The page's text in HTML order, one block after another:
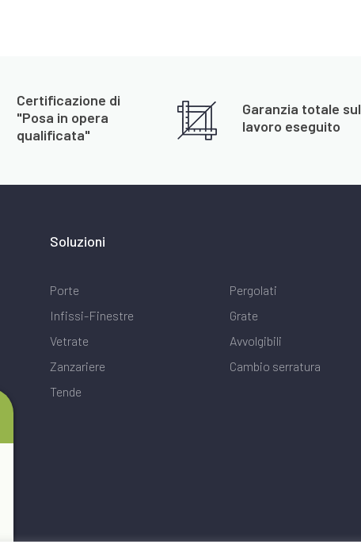
Certificazione di
"Posa in opera
qualificata"
Garanzia totale sul
lavoro eseguito
Soluzioni
Porte
Infissi-Finestre
Vetrate
Zanzariere
Tende
Pergolati
Grate
Avvolgibili
Cambio serratura